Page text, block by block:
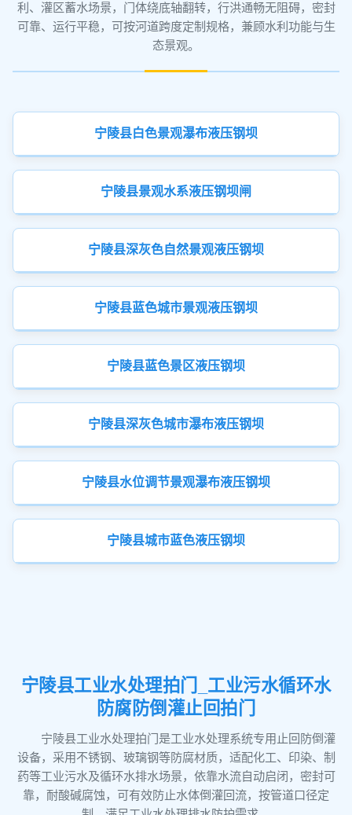
利、灌区蓄水场景，门体绕底轴翻转，行洪通畅无阻碍，密封
可靠、运行平稳，可按河道跨度定制规格，兼顾水利功能与生
态景观。
宁陵县白色景观瀑布液压钢坝
宁陵县景观水系液压钢坝闸
宁陵县深灰色自然景观液压钢坝
宁陵县蓝色城市景观液压钢坝
宁陵县蓝色景区液压钢坝
宁陵县深灰色城市瀑布液压钢坝
宁陵县水位调节景观瀑布液压钢坝
宁陵县城市蓝色液压钢坝
宁陵县工业水处理拍门_工业污水循环水
防腐防倒灌止回拍门
宁陵县工业水处理拍门是工业水处理系统专用止回防倒灌
设备，采用不锈钢、玻璃钢等防腐材质，适配化工、印染、制
药等工业污水及循环水排水场景，依靠水流自动启闭，密封可
靠，耐酸碱腐蚀，可有效防止水体倒灌回流，按管道口径定